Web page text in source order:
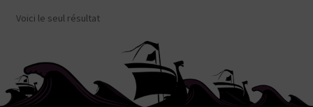
Voici le seul résultat